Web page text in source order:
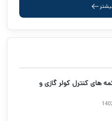
های کنترل کولر گازی و